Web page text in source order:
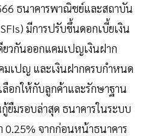
ธนาคารพาณิชย์และสถาบัน
มีการปรับขึ้นดอกเบี้ยเงิน
วกันออกแคมเปญเงินฝาก
เปญ และเงินฝากครบกำหนด
อกให้กับลูกค้าและรักษาฐาน
ยืมรอบล่าสุด ธนาคารในระบบ
0.25% จากก่อนหน้าธนาคาร